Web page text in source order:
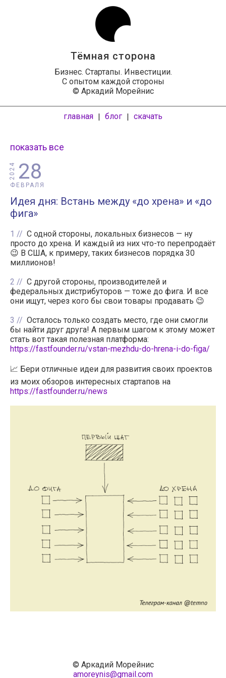
Тёмная сторона
Бизнес. Стартапы. Инвестиции.
С опытом каждой стороны
© Аркадий Морейнис
главная | блог | скачать
показать все
28
ФЕВРАЛЯ
2024
Идея дня: Встань между «до хрена» и «до
фига»
1
С одной стороны, локальных бизнесов — ну
просто до хрена. И каждый из них что-то перепродаёт
😉 В США, к примеру, таких бизнесов порядка 30
миллионов!
2
С другой стороны, производителей и
федеральных дистрибуторов — тоже до фига. И все
они ищут, через кого бы свои товары продавать 😉
3
Осталось только создать место, где они смогли
бы найти друг друга! А первым шагом к этому может
стать вот такая полезная платформа:
https://fastfounder.ru/vstan-mezhdu-do-hrena-i-do-figa/
📈 Бери отличные идеи для развития своих проектов
из моих обзоров интересных стартапов на
https://fastfounder.ru/news
© Аркадий Морейнис
amoreynis@gmail.com